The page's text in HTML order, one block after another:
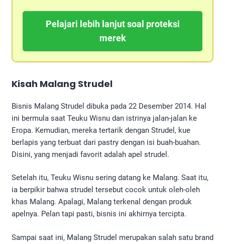
Pelajari lebih lanjut soal proteksi
merek
Kisah Malang Strudel
Bisnis Malang Strudel dibuka pada 22 Desember 2014. Hal
ini bermula saat Teuku Wisnu dan istrinya jalan-jalan ke
Eropa. Kemudian, mereka tertarik dengan Strudel, kue
berlapis yang terbuat dari pastry dengan isi buah-buahan.
Disini, yang menjadi favorit adalah apel strudel.
Setelah itu, Teuku Wisnu sering datang ke Malang. Saat itu,
ia berpikir bahwa strudel tersebut cocok untuk oleh-oleh
khas Malang. Apalagi, Malang terkenal dengan produk
apelnya. Pelan tapi pasti, bisnis ini akhirnya tercipta.
Sampai saat ini, Malang Strudel merupakan salah satu brand